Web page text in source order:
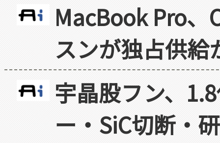
MacBook Pro
スンが独占供給
宇晶股フン、
ー・SiC切断・